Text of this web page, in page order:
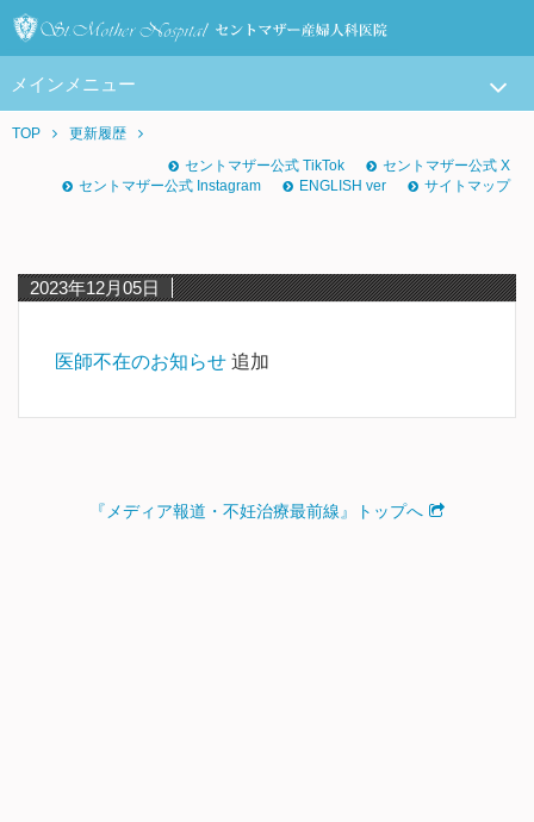
メインメニュー
TOP
更新履歴
セントマザー公式 TikTok
セントマザー公式 X
セントマザー公式 Instagram
ENGLISH ver サイトマップ
2023年12月05日
医師不在のお知らせ 追加
『メディア報道・不妊治療最前線』トップへ